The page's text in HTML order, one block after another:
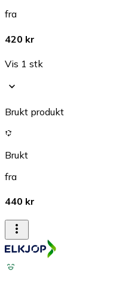
fra
420 kr
Vis 1 stk
Brukt produkt
Brukt
fra
440 kr